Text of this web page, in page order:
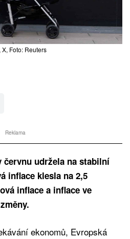
Foto: Reuters
Reklama
červnu udržela na stabilní
inflace klesla na 2,5
inflace a inflace ve
ekonomů, Evropská